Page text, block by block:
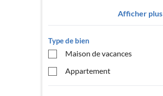
Afficher plus
Type de bien
Maison de vacances
Appartement